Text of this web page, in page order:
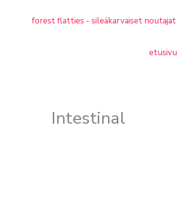
etusivu
Intestinal